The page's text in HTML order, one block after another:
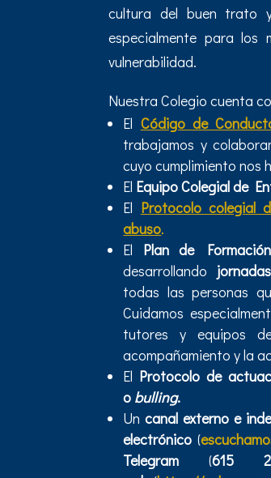
cultura del buen trato
especialmente para los
vulnerabilidad.
Nuestra Colegio cuenta
El Código de
trabajamos y
cuyo cumplimiento nos
El Equipo Colegial de
El Protocolo colegial
abuso.
El Plan de
desarrollando
todas las personas
Cuidamos
tutores y equipos
acompañamiento y la
El Protocolo de
o bulling.
Uncanal externo e
electrónico (
Telegram (615